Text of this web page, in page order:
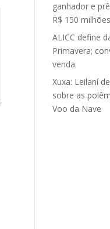
ganhador e
R$ 150 milhões
ALICC define
Primavera;
venda
Xuxa: Leilaní
sobre as
Voo da Nave